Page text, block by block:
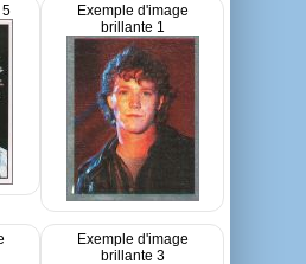
Exemple d'image
brillante 1
Exemple d'image
brillante 3